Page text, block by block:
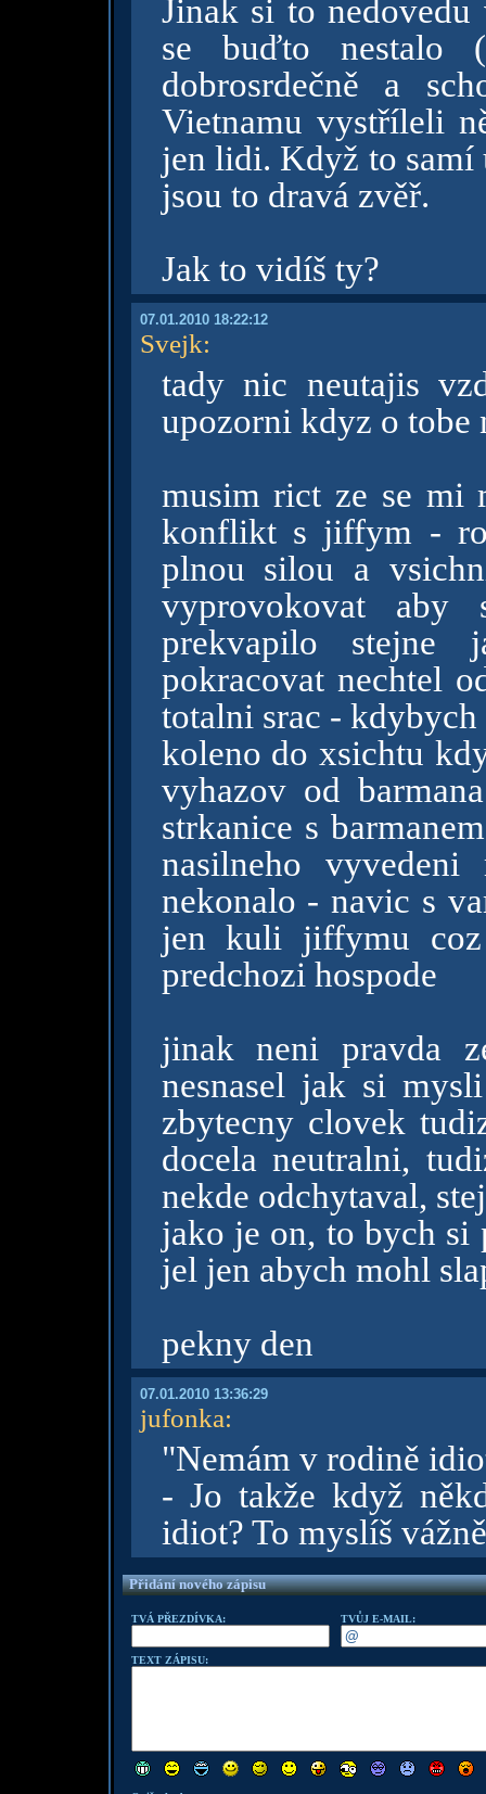
Jinak si to
se buďto nestalo
dobrosrdečně a
Vietnamu vystříleli
jen lidi. Když to samí
jsou to dravá zvěř.
Jak to vidíš ty?
07.01.2010 18:22:12
Svejk:
tady nic neutajis
upozorni kdyz o
musim rict ze se mi
konflikt s jiffym -
plnou silou a
vyprovokovat
prekvapilo
pokracovat nechtel
totalni srac -
koleno do xsichtu
vyhazov od
strkanice s
nasilneho
nekonalo - navic s
jen kuli jiffymu
predchozi hospode
jinak neni pravda
nesnasel jak si
zbytecny clovek
docela neutralni,
nekde odchytaval,
jako je on, to bych si
jel jen abych mohl
pekny den
07.01.2010 13:36:29
jufonka:
"Nemám v rodině
- Jo takže když
idiot? To myslíš
Přidání nového zápisu
TVÁ PŘEZDÍVKA: TVŮJ E-MAIL:
TEXT ZÁPISU: